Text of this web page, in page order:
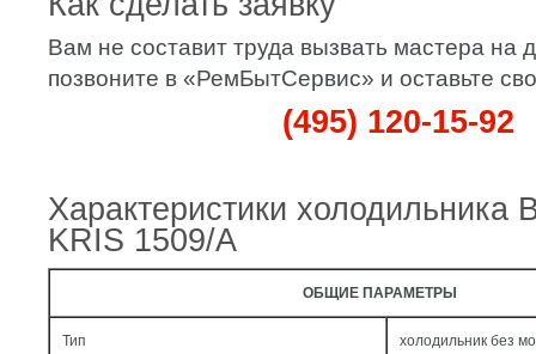
Вам не составит труда вызвать мастера на
позвоните в «РемБытСервис» и оставьте
(495) 120-15-92
Характеристики холодильника
KRIS 1509/A
ОБЩИЕ ПАРАМЕТРЫ
Тип холодильник без